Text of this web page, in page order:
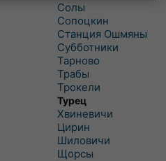
Солы
Сопоцкин
Станция Ошмяны
Субботники
Тарново
Трабы
Трокели
Турец
Хвиневичи
Цирин
Шиловичи
Щорсы